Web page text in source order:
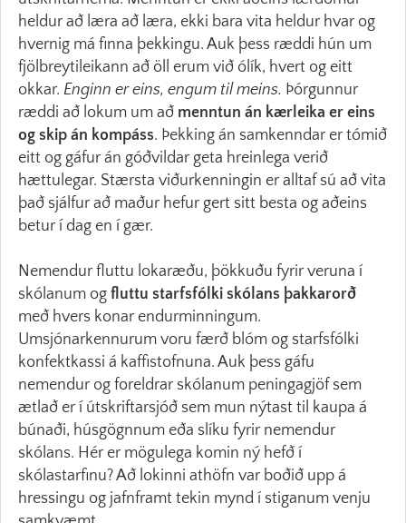
heldur að læra að læra, ekki bara vita heldur hvar og
hvernig má finna þekkingu. Auk þess ræddi hún um
fjölbreytileikann að öll erum við ólík, hvert og eitt
okkar. Enginn er eins, engum til meins. Þórgunnur
ræddi að lokum um að menntun án kærleika er eins
og skip án kompáss. Þekking án samkenndar er tómið
eitt og gáfur án góðvildar geta hreinlega verið
hættulegar. Stærsta viðurkenningin er alltaf sú að vita
það sjálfur að maður hefur gert sitt besta og aðeins
betur í dag en í gær.
Nemendur fluttu lokaræðu, þökkuðu fyrir veruna í
skólanum og fluttu starfsfólki skólans þakkarorð
með hvers konar endurminningum.
Umsjónarkennurum voru færð blóm og starfsfólki
konfektkassi á kaffistofnuna. Auk þess gáfu
nemendur og foreldrar skólanum peningagjöf sem
ætlað er í útskriftarsjóð sem mun nýtast til kaupa á
búnaði, húsgögnnum eða slíku fyrir nemendur
skólans. Hér er mögulega komin ný hefð í
skólastarfinu? Að lokinni athöfn var boðið upp á
hressingu og jafnframt tekin mynd í stiganum venju